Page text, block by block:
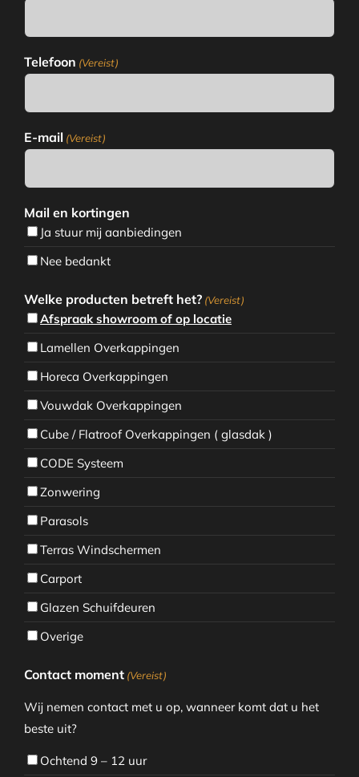
Telefoon (Vereist)
E-mail (Vereist)
Mail en kortingen
Ja stuur mij aanbiedingen
Nee bedankt
Welke producten betreft het? (Vereist)
Afspraak showroom of op locatie
Lamellen Overkappingen
Horeca Overkappingen
Vouwdak Overkappingen
Cube / Flatroof Overkappingen ( glasdak )
CODE Systeem
Zonwering
Parasols
Terras Windschermen
Carport
Glazen Schuifdeuren
Overige
Contact moment (Vereist)
Wij nemen contact met u op, wanneer komt dat u het
beste uit?
Ochtend 9 – 12 uur